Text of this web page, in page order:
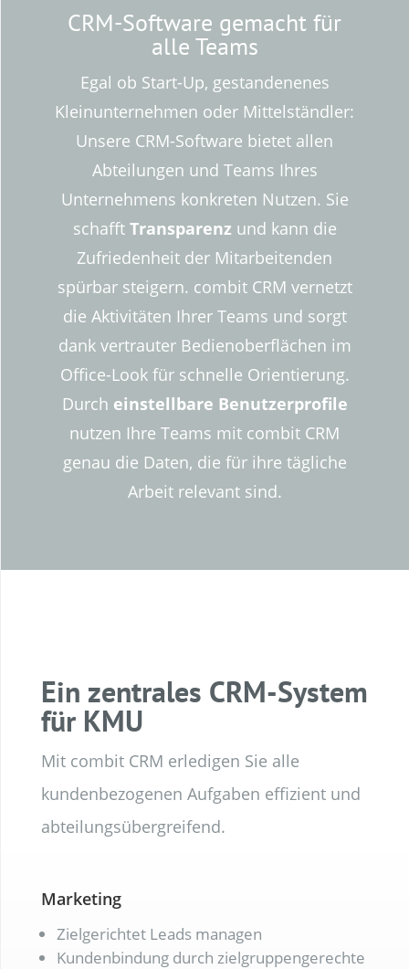
CRM-Software gemacht für
alle Teams
Egal ob Start-Up, gestandenenes
Kleinunternehmen oder Mittelständler:
Unsere CRM-Software bietet allen
Abteilungen und Teams Ihres
Unternehmens konkreten Nutzen. Sie
schafft Transparenz und kann die
Zufriedenheit der Mitarbeitenden
spürbar steigern. combit CRM vernetzt
die Aktivitäten Ihrer Teams und sorgt
dank vertrauter Bedienoberflächen im
Office-Look für schnelle Orientierung.
Durch einstellbare Benutzerprofile
nutzen Ihre Teams mit combit CRM
genau die Daten, die für ihre tägliche
Arbeit relevant sind.
Ein zentrales CRM-System
für KMU
Mit combit CRM erledigen Sie alle
kundenbezogenen Aufgaben effizient und
abteilungsübergreifend.
Marketing
Zielgerichtet Leads managen
Kundenbindung durch zielgruppengerechte